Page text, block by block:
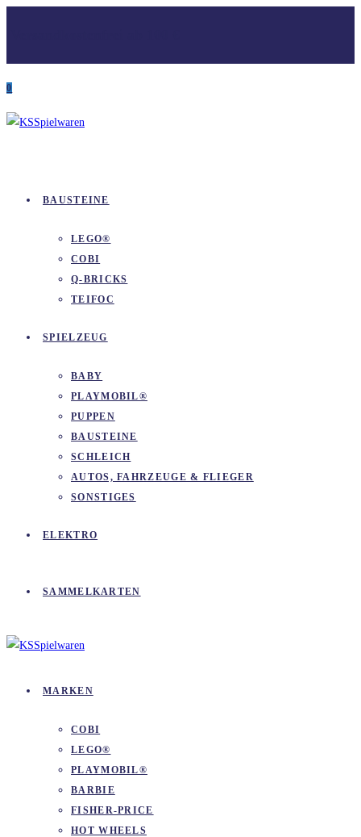
0
BAUSTEINE
LEGO®
COBI
Q-BRICKS
TEIFOC
SPIELZEUG
BABY
PLAYMOBIL®
PUPPEN
BAUSTEINE
SCHLEICH
AUTOS, FAHRZEUGE & FLIEGER
SONSTIGES
ELEKTRO
SAMMELKARTEN
MARKEN
COBI
LEGO®
PLAYMOBIL®
BARBIE
FISHER-PRICE
HOT WHEELS